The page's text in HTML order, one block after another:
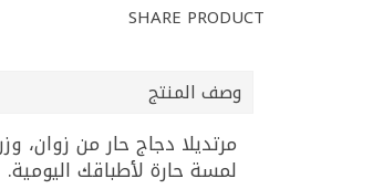
SHARE PRODUCT
وصف المنتج
لمسة حارة لأطباقك اليومية.